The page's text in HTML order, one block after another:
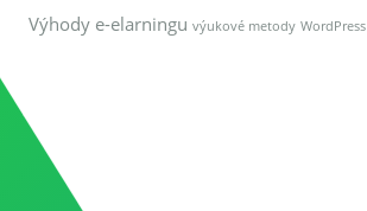
Výhody e-elarningu výukové metody WordPress